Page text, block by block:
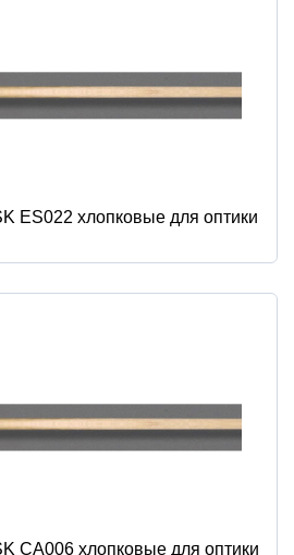
ES022 хлопковые для оптики
CA006 хлопковые для оптики